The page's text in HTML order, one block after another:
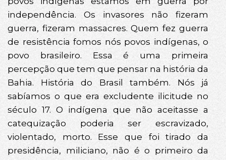
independência. Os invasores não fizeram
guerra, fizeram massacres. Quem fez guerra
de resistência fomos nós povos indígenas, o
povo brasileiro. Essa é uma primeira
percepção que tem que pensar na história da
Bahia. História do Brasil também. Nós já
sabíamos o que era excludente ilicitude no
século 17. O indígena que não aceitasse a
catequização poderia ser escravizado,
violentado, morto. Esse que foi tirado da
presidência, miliciano, não é o primeiro da